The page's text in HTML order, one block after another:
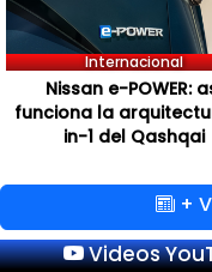
Internacional
Nissan e-POWER:
funciona la
in-1 del Qashqai
+
Videos